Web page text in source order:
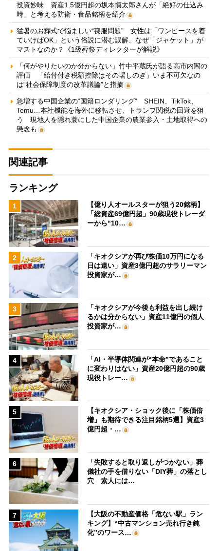
投資妙味 資産1.5億円超の坂本慎太郎さんが「絶好の仕込み
時」と考える防衛・食品銘柄を紹介
猛暑のお葬式で悩ましい“喪服問題” 女性は「ワンピースを着
ていけばOK」という俗説に潜む誤解、なぜ「ジャケット」が
マストなのか？《1級葬祭ディレクターが解説》
「何がやりたいのか分からない」竹中平蔵氏が語る高市内閣の
評価 「給付付き税額控除はその場しのぎ」いま不可欠なの
は“社会保障制度の改革議論”と指摘
急増する中国企業の“国籍ロンダリング” SHEIN、TikTok、
Temu…本社機能を海外に移転させ、トランプ関税の回避を狙
う 現地人を隠れ蓑にした中国企業の農業参入・土地取得への
懸念も
関連記事
ランキング
1
【億り人オールスターが狙う20銘柄】
「総資産69億円超」90歳現役トレーダ
ーから“10…
2
「キオクシアが再び株価10万円になる
日は遠い」資産3億円超のサラリーマン
投資家が…
3
「キオクシアが今後も利益を出し続け
るかは分からない」資産11億円の個人
投資家が…
4
「AI・半導体関連が“本命”であること
に変わりはない」資産20億円超の90歳
現役トレー…
5
【キオクシア・ショック後に「株価倍
増」も期待できる注目銘柄5選】資産3
億円超・…
6
「失敗すると取り返しがつかない」葬
儀社の手を借りない「DIY葬」の落とし
穴 素人には…
7
【大阪の不動産価格「危ない駅」ラン
キング】“中古マンション売れ行き鈍
化”のワース…